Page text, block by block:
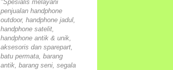
"Spesialis melayani
penjualan handphone
outdoor, handphone jadul,
handphone satelit,
handphone antik & unik,
aksesoris dan sparepart,
batu permata, barang
antik, barang seni, segala